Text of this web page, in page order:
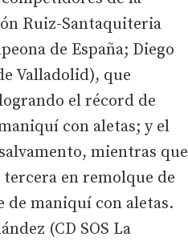
Ruiz-Santaquiteria
de España; Diego
Valladolid), que
el récord de
con aletas; y el
mientras que
en remolque de
de maniquí con aletas.
(CD SOS La